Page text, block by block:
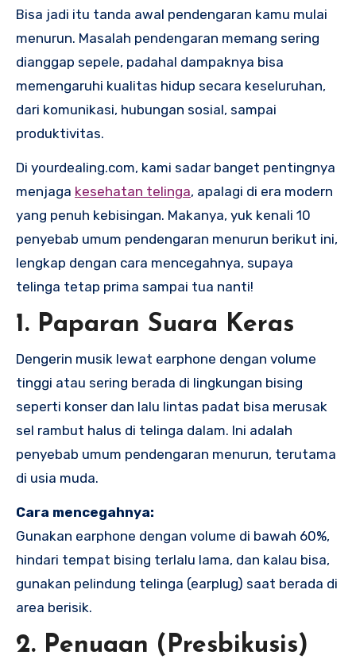
Bisa jadi itu tanda awal pendengaran kamu mulai
menurun. Masalah pendengaran memang sering
dianggap sepele, padahal dampaknya bisa
memengaruhi kualitas hidup secara keseluruhan,
dari komunikasi, hubungan sosial, sampai
produktivitas.
Di yourdealing.com, kami sadar banget pentingnya
menjaga kesehatan telinga, apalagi di era modern
yang penuh kebisingan. Makanya, yuk kenali 10
penyebab umum pendengaran menurun berikut ini,
lengkap dengan cara mencegahnya, supaya
telinga tetap prima sampai tua nanti!
1. Paparan Suara Keras
Dengerin musik lewat earphone dengan volume
tinggi atau sering berada di lingkungan bising
seperti konser dan lalu lintas padat bisa merusak
sel rambut halus di telinga dalam. Ini adalah
penyebab umum pendengaran menurun, terutama
di usia muda.
Cara mencegahnya:
Gunakan earphone dengan volume di bawah 60%,
hindari tempat bising terlalu lama, dan kalau bisa,
gunakan pelindung telinga (earplug) saat berada di
area berisik.
2. Penuaan (Presbikusis)